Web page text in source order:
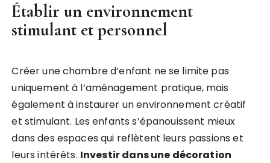
Établir un environnement
stimulant et personnel
Créer une chambre d’enfant ne se limite pas
uniquement à l’aménagement pratique, mais
également à instaurer un environnement créatif
et stimulant. Les enfants s’épanouissent mieux
dans des espaces qui reflètent leurs passions et
leurs intérêts. Investir dans une décoration